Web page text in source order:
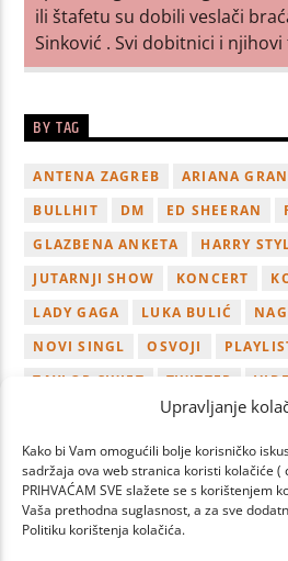
Upravljanje
Kako bi Vam omogućili bolje korisničko
sadržaja ova web stranica koristi kolačiće (
PRIHVAĆAM SVE slažete se s korištenjem
Vaša prethodna suglasnost, a za sve
Politiku korištenja kolačića.
ili štafetu su dobili veslači
Sinković . Svi dobitnici i
BY TAG
ANTENA ZAGREB ARIANA
BULLHIT
DM ED SHEERAN
GLAZBENA ANKETA
HARRY
JUTARNJI SHOW
KONCERT
LADY GAGA
LUKA BULIĆ
NOVI SINGL
OSVOJI
TAYLOR SWIFT
TWITTER